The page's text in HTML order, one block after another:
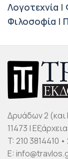
Λογοτεχνία |
Φιλοσοφία |
Δρυάδων 2 (και
11473 |
T: 210 3814410 •
E: